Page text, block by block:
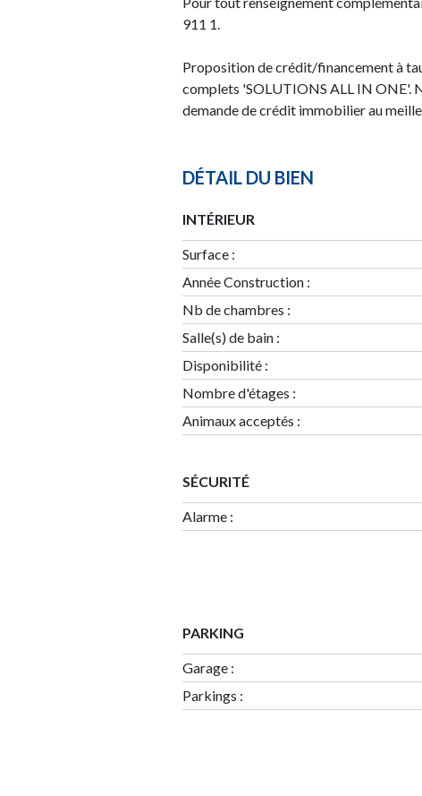
911 1.
Proposition de crédit/financement à
complets 'SOLUTIONS ALL IN ONE'.
demande de crédit immobilier au
DÉTAIL DU BIEN
INTÉRIEUR
Surface :
Année Construction :
Nb de chambres :
Salle(s) de bain :
Disponibilité :
Nombre d'étages :
Animaux acceptés :
SÉCURITÉ
Alarme :
PARKING
Garage :
Parkings :